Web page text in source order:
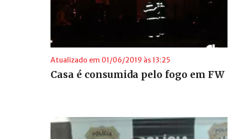
Atualizado em 01/06/2019 às 13:25
Casa é consumida pelo fogo em FW